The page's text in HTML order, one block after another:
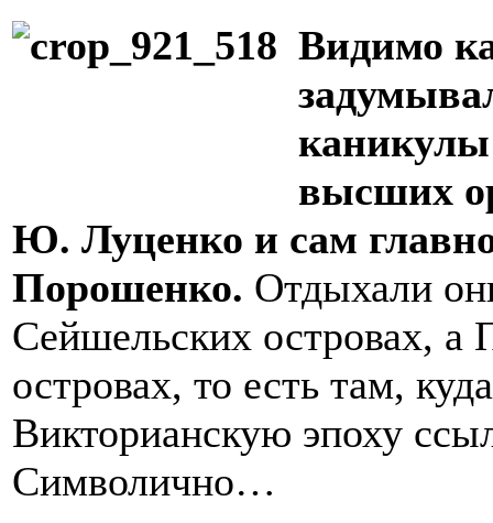
Видимо
каникулы
высших
Ю. Луценко и сам
Порошенко. Отдыхали
Сейшельских островах,
островах, то есть там,
Викторианскую эпоху
Символично…